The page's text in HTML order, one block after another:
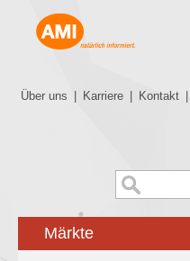
Über uns Karriere Kontakt
Märkte